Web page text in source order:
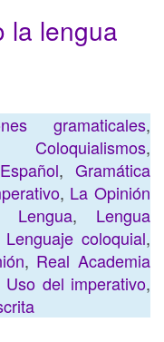
la lengua
gramaticales,
Coloquialismos,
Español, Gramática
, La Opinión
Lengua, Lengua
Lenguaje coloquial,
, Real Academia
Uso del imperativo,